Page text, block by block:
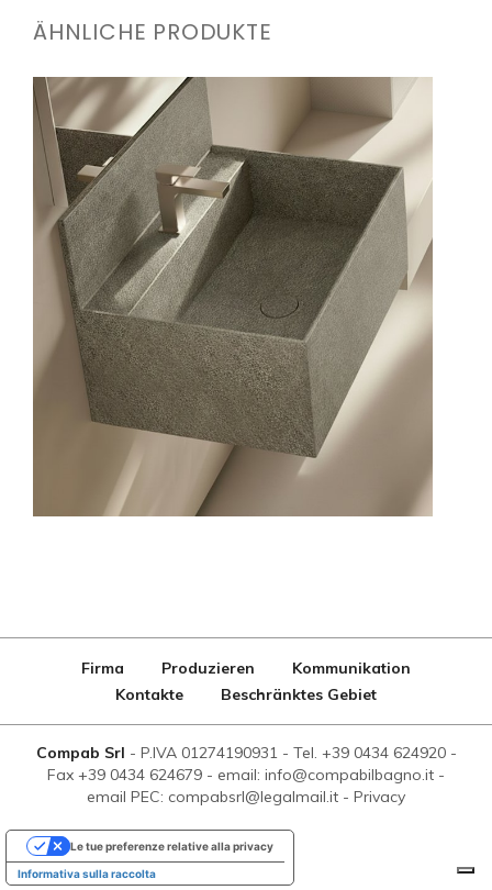
ÄHNLICHE PRODUKTE
Firma Produzieren
Kommunikation
Kontakte
Beschränktes Gebiet
Compab Srl - P.IVA 01274190931- Tel. +39 0434 624920-
Fax +39 0434 624679 - email: info@compabilbagno.it -
email PEC: compabsrl@legalmail.it - Privacy
Informativa sulla raccolta
Le tue preferenze relative alla privacy